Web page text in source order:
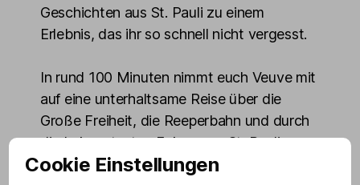
Geschichten aus St. Pauli zu einem
Erlebnis, das ihr so schnell nicht vergesst.
In rund 100 Minuten nimmt euch Veuve mit
auf eine unterhaltsame Reise über die
Große Freiheit, die Reeperbahn und durch
die bekanntesten Ecken von St. Pauli.
Dabei erwarten euch spannende
Cookie Einstellungen